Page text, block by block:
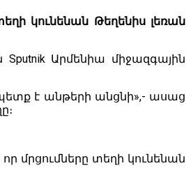
կունենան Թեղենիս լեռան
Արմենիա միջազգային
է անթերի անցնի»,- ասաց
մրցումները տեղի կունենան